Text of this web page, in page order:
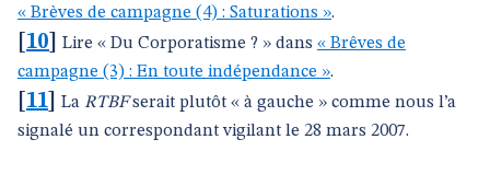
« Brèves de campagne (4) : Saturations ».
10 Lire « Du Corporatisme ? » dans « Brêves de
campagne (3) : En toute indépendance ».
11 La RTBFserait plutôt « à gauche » comme nous l’a
signalé un correspondant vigilant le 28 mars 2007.